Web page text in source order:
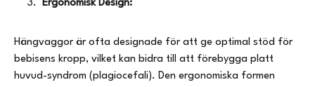
Ergonomisk Design:
Hängvaggor är ofta designade för att ge optimal stöd för
bebisens kropp, vilket kan bidra till att förebygga platt
huvud-syndrom (plagiocefali). Den ergonomiska formen